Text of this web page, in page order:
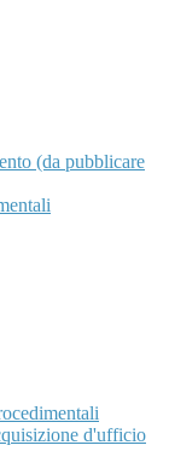
(da pubblicare
d'ufficio